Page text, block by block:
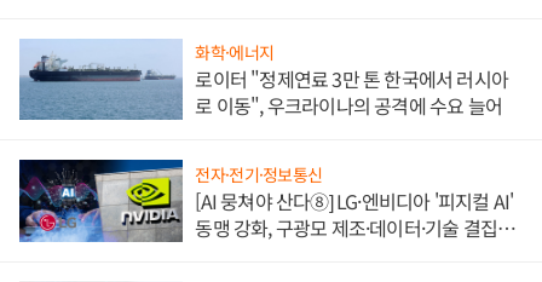
화학·에너지
로이터 "정제연료 3만 톤 한국에서 러시아
로 이동", 우크라이나의 공격에 수요 늘어
전자·전기·정보통신
[AI 뭉쳐야 산다⑧] LG·엔비디아 '피지컬 AI'
동맹 강화, 구광모 제조·데이터·기술 결집